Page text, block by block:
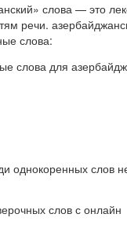
слова — это
речи.
слова:
однокоренных слов
слов с онлайн